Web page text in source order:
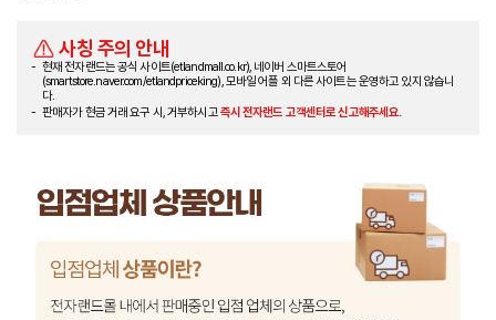
사칭 주의 안내
현재 전자랜드는 공식 사이트(etlandmall.co.kr), 네이버 스마트스토어
(smartstore.naver.com/etlandpriceking), 모바일 어플 외 다른 사이트는 운영하고 있지 않습니
다.
판매자가 현금 거래 요구 시, 거부하시고즉시 전자랜드 고객센터로 신고해주세요.